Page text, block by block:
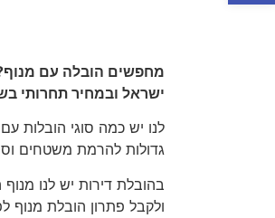
מחפשים הובלה עם
ישראל ובמחיר תחרותי
לנו יש כמה סוגי הובלות
גדולות להרמת משטחים
ולקבל פתרון הובלת מנוף